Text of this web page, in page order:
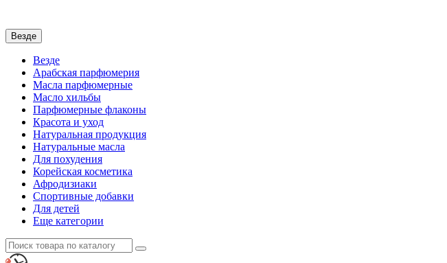
Везде
Везде
Арабская парфюмерия
Масла парфюмерные
Масло хильбы
Парфюмерные флаконы
Красота и уход
Натуральная продукция
Натуральные масла
Для похудения
Корейская косметика
Афродизиаки
Спортивные добавки
Для детей
Еще категории